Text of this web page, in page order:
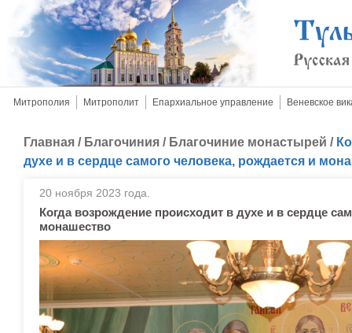
Митрополия Митрополит Епархиальное управление Веневское
Главная / Благочиния / Благочиние монастырей /
духе и в сердце самого человека, рождается и
20 ноября 2023 года.
Когда возрождение происходит в духе и в сердце
монашество